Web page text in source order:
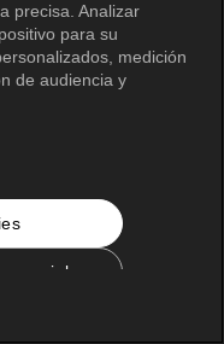
precisa. Analizar
para su
medición
de audiencia y